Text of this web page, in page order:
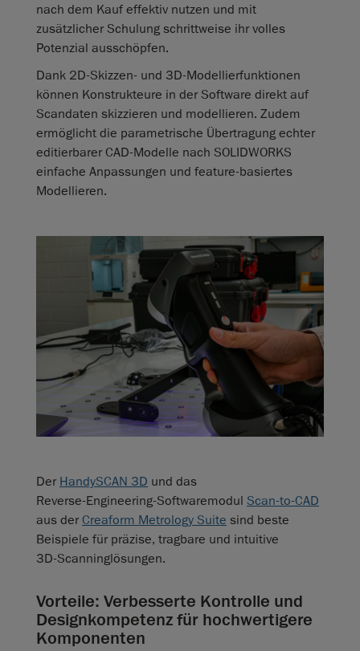
nach dem Kauf effektiv nutzen und mit
zusätzlicher Schulung schrittweise ihr volles
Potenzial ausschöpfen.
Dank 2D‑Skizzen‑ und 3D‑Modellierfunktionen
können Konstrukteure in der Software direkt auf
Scandaten skizzieren und modellieren. Zudem
ermöglicht die parametrische Übertragung echter
editierbarer CAD‑Modelle nach SOLIDWORKS
einfache Anpassungen und feature-basiertes
Modellieren.
Der HandySCAN 3D und das
Reverse‑Engineering‑Softwaremodul Scan-to-CAD
aus derCreaform Metrology Suite sind beste
Beispiele für präzise, tragbare und intuitive
3D‑Scanninglösungen.
Vorteile: Verbesserte Kontrolle und
Designkompetenz für hochwertigere
Komponenten